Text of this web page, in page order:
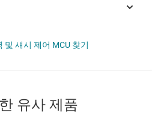
및 섀시 제어 MCU 찾기
유사 제품